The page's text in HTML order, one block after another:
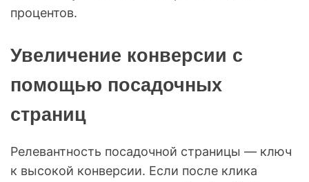
процентов.
Увеличение конверсии с
помощью посадочных
страниц
Релевантность посадочной страницы — ключ
к высокой конверсии. Если после клика